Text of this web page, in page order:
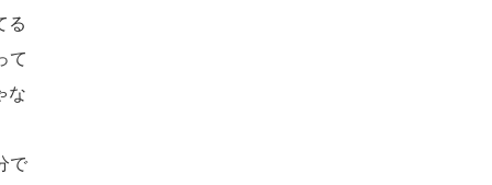
る
て
な
で